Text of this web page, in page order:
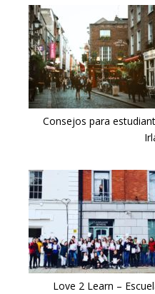
Consejos para
Love 2 Learn –